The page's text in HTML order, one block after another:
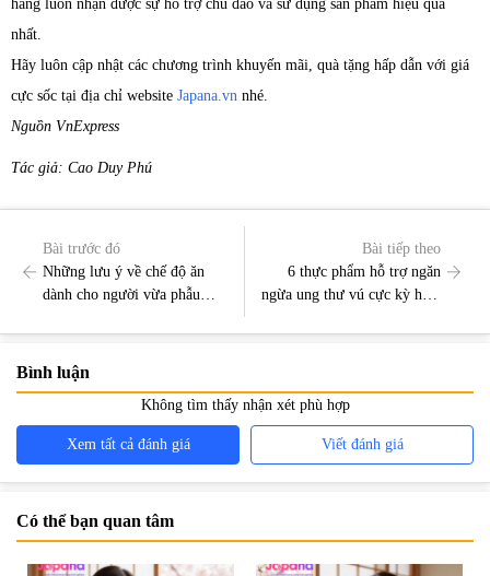
hàng luôn nhận được sự hỗ trợ chu đáo và sử dụng sản phẩm hiệu quả
nhất.
Hãy luôn cập nhật các chương trình khuyến mãi, quà tặng hấp dẫn với giá
cực sốc tại địa chỉ website Japana.vn nhé.
Nguồn VnExpress
Tác giả: Cao Duy Phú
Bài trước đó
Những lưu ý về chế độ ăn
dành cho người vừa phẫu
Bài tiếp theo
6 thực phẩm hỗ trợ ngăn
ngừa ung thư vú cực kỳ hiệu
Bình luận
Không tìm thấy nhận xét phù hợp
Xem tất cả đánh giá Viết đánh giá
Có thể bạn quan tâm